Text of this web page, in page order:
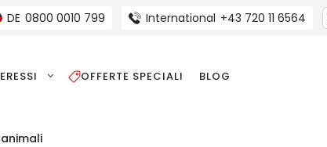
DE 0800 0010 799 International +43 720 11 6564
OFFERTE SPECIALI BLOG